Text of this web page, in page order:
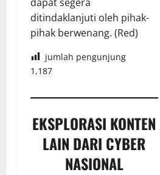
ditindaklanjuti oleh pihak-
pihak berwenang. (Red)
jumlah pengunjung
1,187
EKSPLORASI KONTEN
LAIN DARI CYBER
NASIONAL